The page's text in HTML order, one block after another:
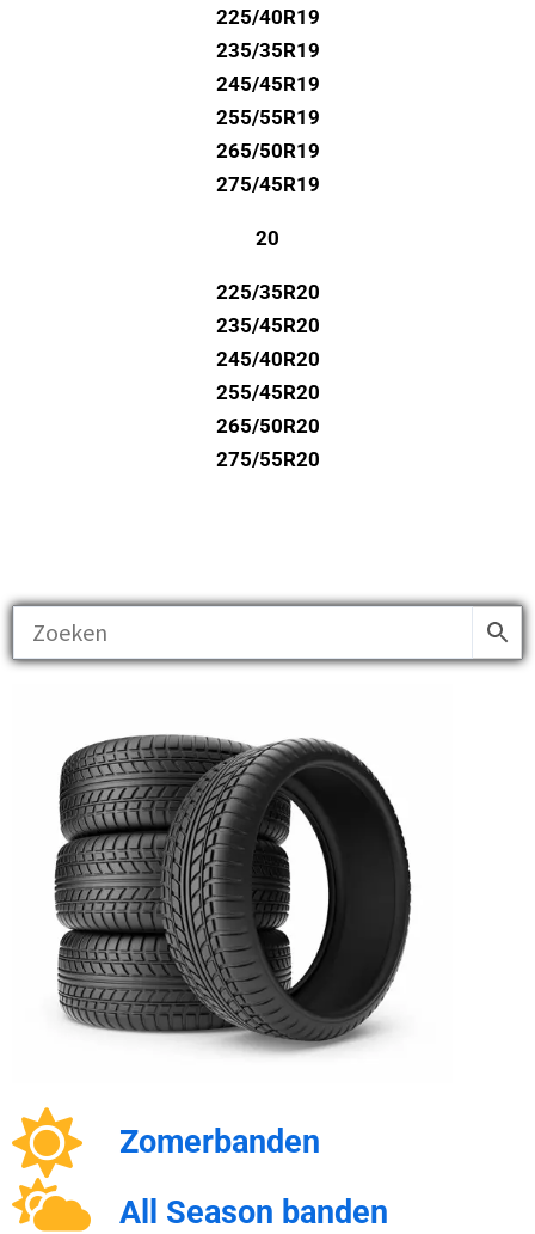
225/40R19
235/35R19
245/45R19
255/55R19
265/50R19
275/45R19
20
225/35R20
235/45R20
245/40R20
255/45R20
265/50R20
275/55R20
Zomerbanden
All Season banden